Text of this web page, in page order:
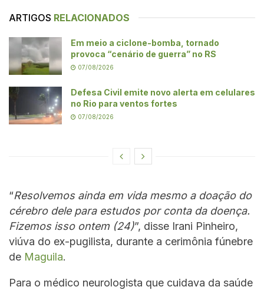
ARTIGOS RELACIONADOS
Em meio a ciclone-bomba, tornado
provoca “cenário de guerra” no RS
07/08/2026
Defesa Civil emite novo alerta em celulares
no Rio para ventos fortes
07/08/2026
“Resolvemos ainda em vida mesmo a doação do
cérebro dele para estudos por conta da doença.
Fizemos isso ontem (24)”, disse Irani Pinheiro,
viúva do ex-pugilista, durante a cerimônia fúnebre
de Maguila.
Para o médico neurologista que cuidava da saúde